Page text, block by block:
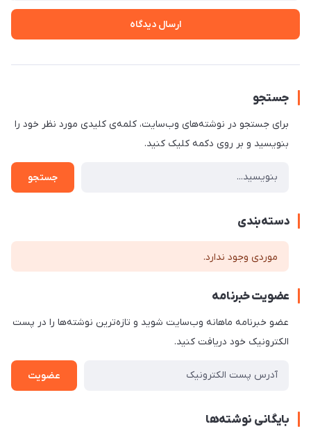
ارسال دیدگاه
جستجو
برای جستجو در نوشته‌های وب‌سایت، کلمه‌ی کلیدی مورد نظر خود را
بنویسید و بر روی دکمه کلیک کنید.
جستجو
دسته‌بندی
موردی وجود ندارد.
عضویت خبرنامه
عضو خبرنامه ماهانه وب‌سایت شوید و تازه‌ترین نوشته‌ها را در پست
الکترونیک خود دریافت کنید.
عضویت
بایگانی نوشته‌ها